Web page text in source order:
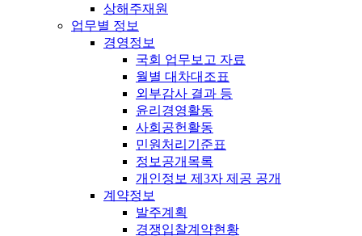
상해주재원
업무별 정보
경영정보
국회 업무보고 자료
월별 대차대조표
외부감사 결과 등
윤리경영활동
사회공헌활동
민원처리기준표
정보공개목록
개인정보 제3자 제공 공개
계약정보
발주계획
경쟁입찰계약현황